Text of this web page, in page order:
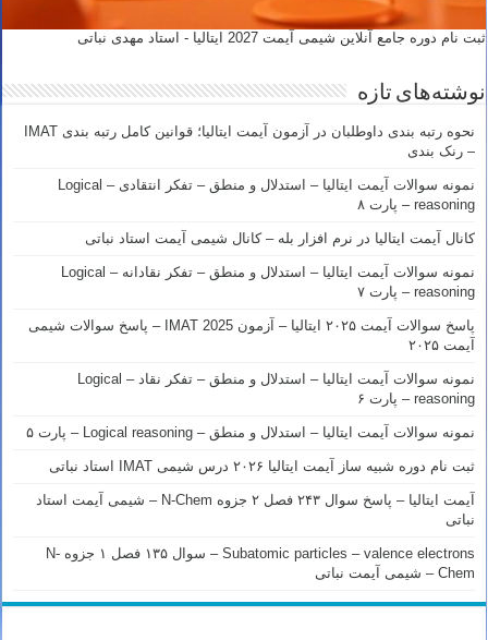
ثبت نام دوره جامع آنلاین شیمی آیمت 2027 ایتالیا - استاد مهدی نباتی
نوشته‌های تازه
نحوه رتبه بندی داوطلبان در آزمون آیمت ایتالیا؛ قوانین کامل رتبه بندی IMAT
– رنک بندی
نمونه سوالات آیمت ایتالیا – استدلال و منطق – تفکر انتقادی – Logical
reasoning – پارت ۸
کانال آیمت ایتالیا در نرم افزار بله – کانال شیمی آیمت استاد نباتی
نمونه سوالات آیمت ایتالیا – استدلال و منطق – تفکر نقادانه – Logical
reasoning – پارت ۷
پاسخ سوالات آیمت ۲۰۲۵ ایتالیا – آزمون IMAT 2025 – پاسخ سوالات شیمی
آیمت ۲۰۲۵
نمونه سوالات آیمت ایتالیا – استدلال و منطق – تفکر نقاد – Logical
reasoning – پارت ۶
نمونه سوالات آیمت ایتالیا – استدلال و منطق – Logical reasoning – پارت ۵
ثبت نام دوره شبیه ساز آیمت ایتالیا ۲۰۲۶ درس شیمی IMAT استاد نباتی
آیمت ایتالیا – پاسخ سوال ۲۴۳ فصل ۲ جزوه N-Chem – شیمی آیمت استاد
نباتی
Subatomic particles – valence electrons – سوال ۱۳۵ فصل ۱ جزوه N-
Chem – شیمی آیمت نباتی